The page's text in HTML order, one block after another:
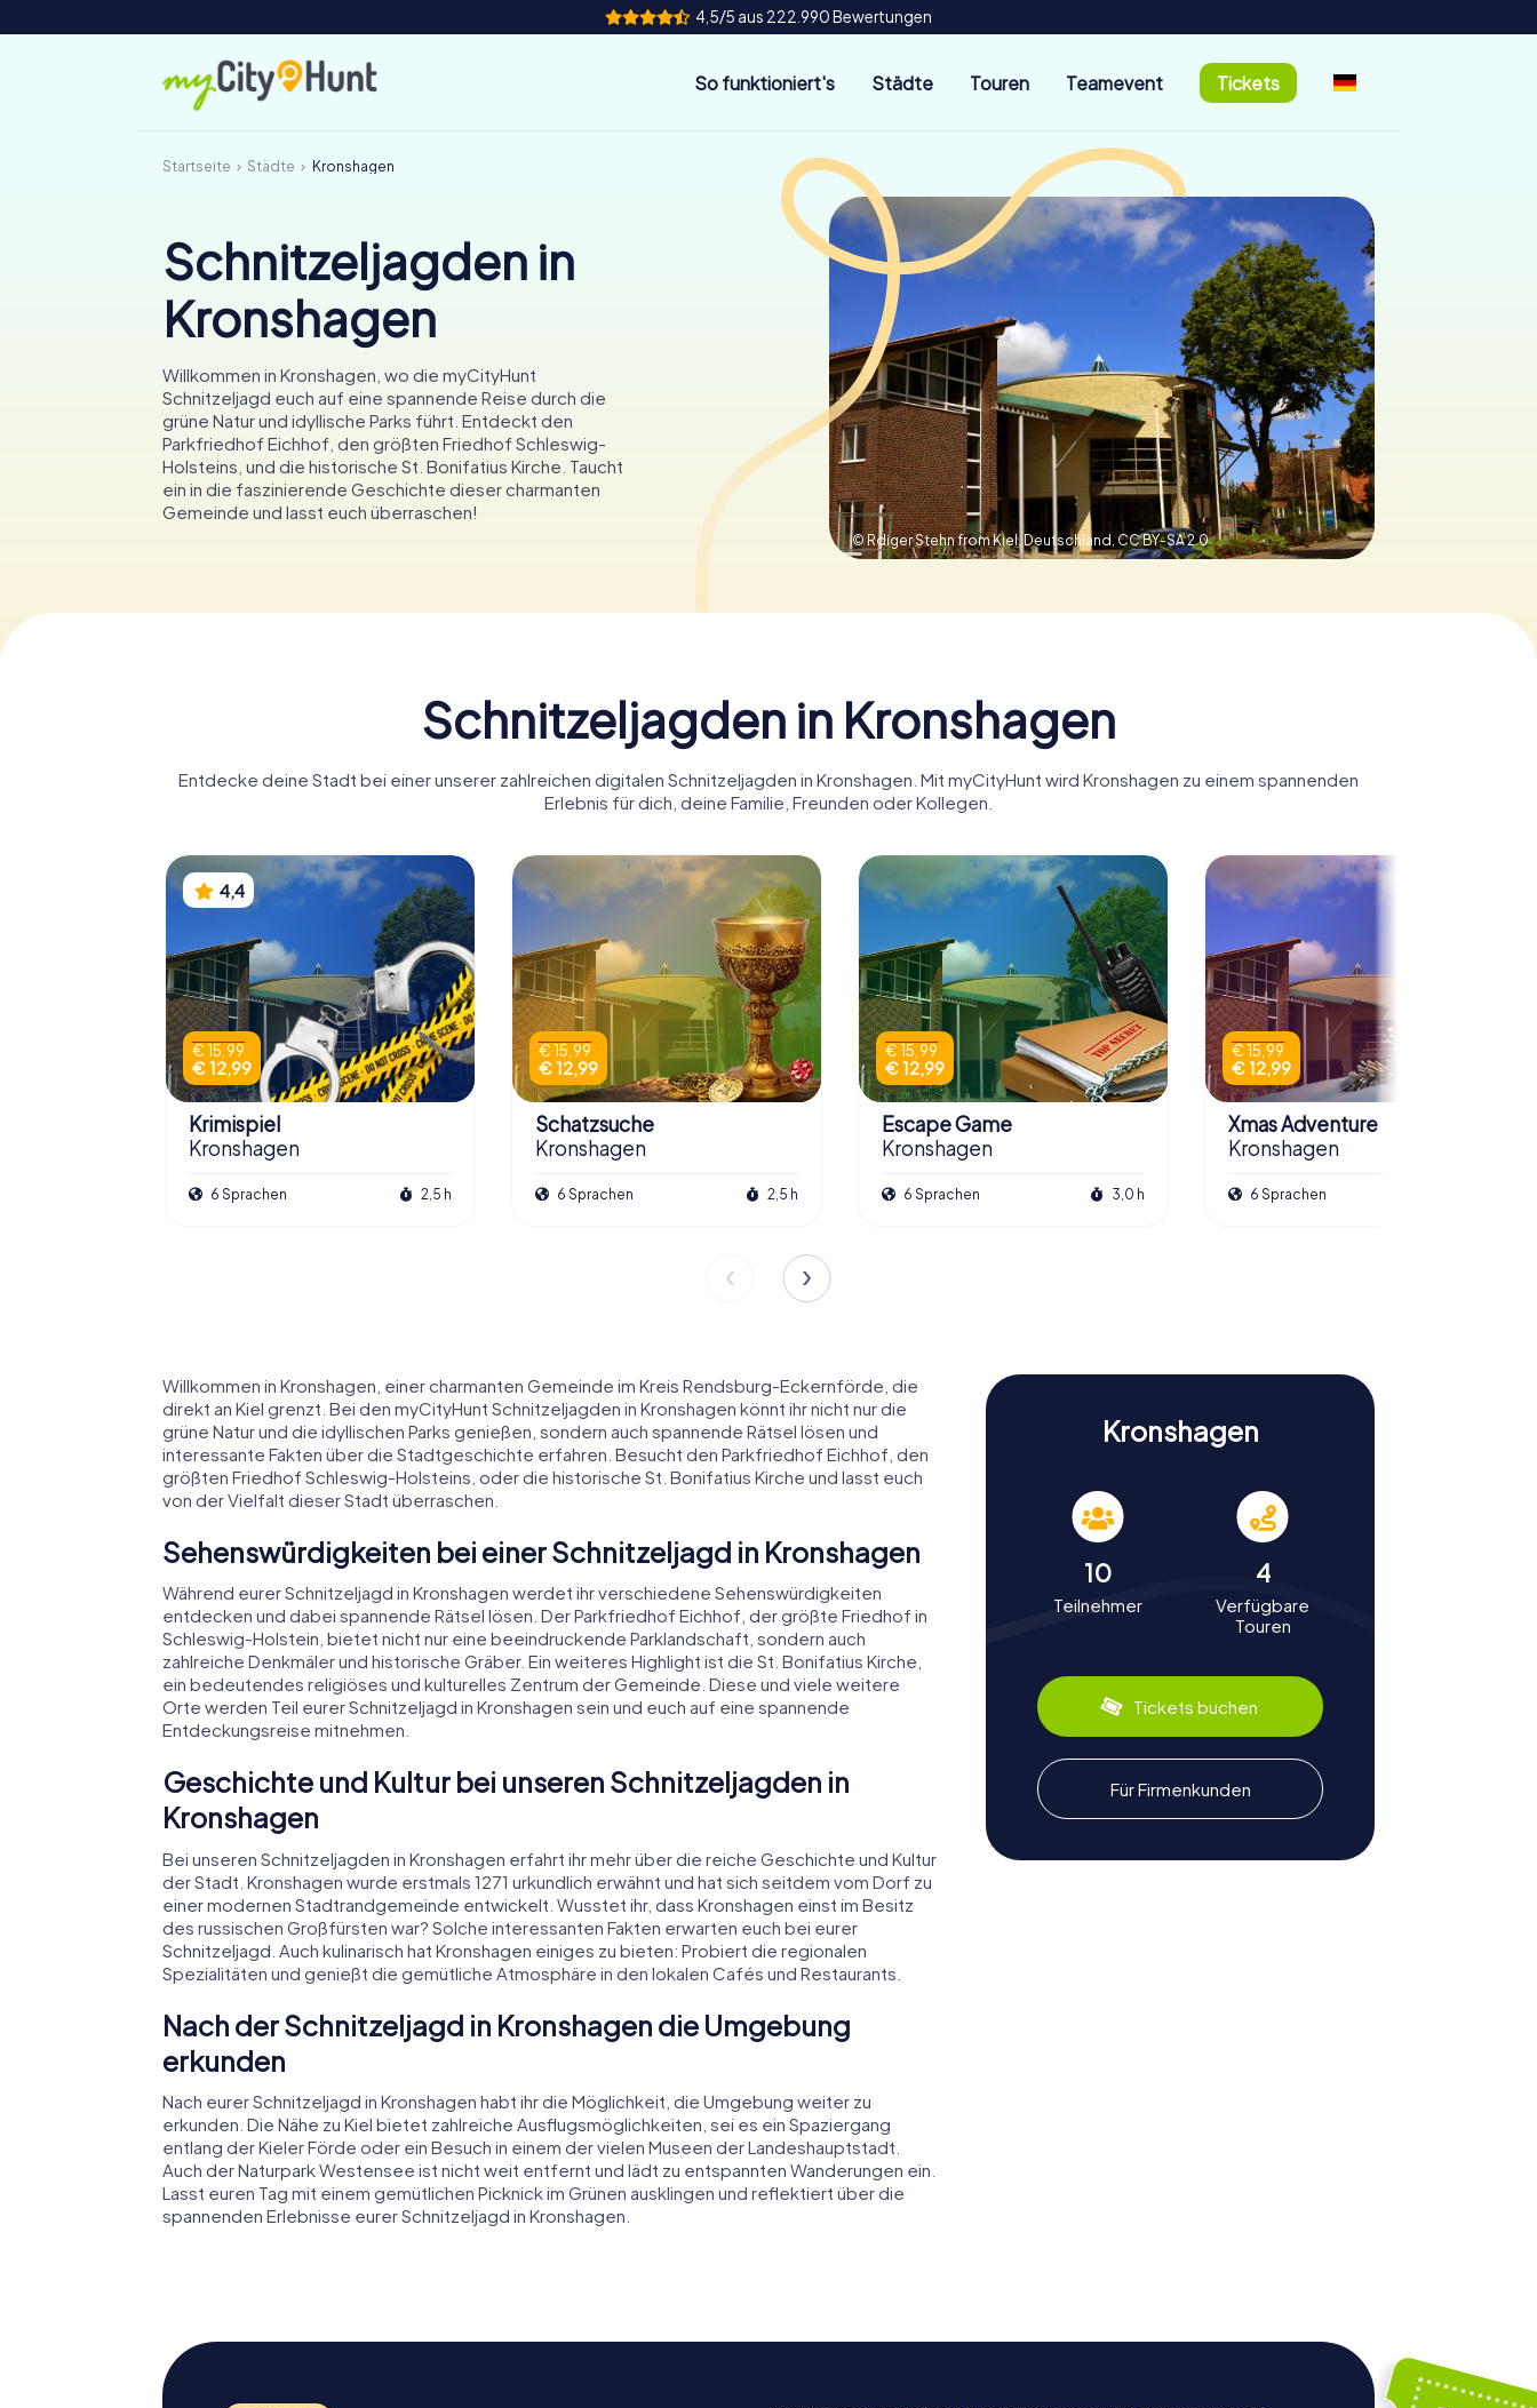
4,5/5 aus 222.990 Bewertungen
So funktioniert's Städte Touren Teamevent Tickets
Startseite Städte Kronshagen
Schnitzeljagden in
Kronshagen
Willkommen in Kronshagen, wo die myCityHunt
Schnitzeljagd euch auf eine spannende Reise durch die
grüne Natur und idyllische Parks führt. Entdeckt den
Parkfriedhof Eichhof, den größten Friedhof Schleswig-
Holsteins, und die historische St. Bonifatius Kirche. Taucht
ein in die faszinierende Geschichte dieser charmanten
Gemeinde und lasst euch überraschen!
© Rdiger Stehn from Kiel, Deutschland,CC BY-SA 2.0
Schnitzeljagden in Kronshagen
Entdecke deine Stadt bei einer unserer zahlreichen digitalen Schnitzeljagden in Kronshagen. Mit myCityHunt wird Kronshagen zu einem spannenden
Erlebnis für dich, deine Familie, Freunden oder Kollegen.
4,4
€ 15,99
€ 12,99
Krimispiel
Kronshagen
6 Sprachen 2,5 h
€ 15,99
€ 12,99
Schatzsuche
Kronshagen
6 Sprachen 2,5 h
€ 15,99
€ 12,99
Escape Game
Kronshagen
6 Sprachen 3,0 h
€ 15,99
€ 12,99
Xmas Adventure
Kronshagen
6 Sprachen
Willkommen in Kronshagen, einer charmanten Gemeinde im Kreis Rendsburg-Eckernförde, die
direkt an Kiel grenzt. Bei den myCityHunt Schnitzeljagden in Kronshagen könnt ihr nicht nur die
grüne Natur und die idyllischen Parks genießen, sondern auch spannende Rätsel lösen und
interessante Fakten über die Stadtgeschichte erfahren. Besucht den Parkfriedhof Eichhof, den
größten Friedhof Schleswig-Holsteins, oder die historische St. Bonifatius Kirche und lasst euch
von der Vielfalt dieser Stadt überraschen.
Sehenswürdigkeiten bei einer Schnitzeljagd in Kronshagen
Während eurer Schnitzeljagd in Kronshagen werdet ihr verschiedene Sehenswürdigkeiten
entdecken und dabei spannende Rätsel lösen. Der Parkfriedhof Eichhof, der größte Friedhof in
Schleswig-Holstein, bietet nicht nur eine beeindruckende Parklandschaft, sondern auch
zahlreiche Denkmäler und historische Gräber. Ein weiteres Highlight ist die St. Bonifatius Kirche,
ein bedeutendes religiöses und kulturelles Zentrum der Gemeinde. Diese und viele weitere
Orte werden Teil eurer Schnitzeljagd in Kronshagen sein und euch auf eine spannende
Entdeckungsreise mitnehmen.
Geschichte und Kultur bei unseren Schnitzeljagden in
Kronshagen
Bei unseren Schnitzeljagden in Kronshagen erfahrt ihr mehr über die reiche Geschichte und Kultur
der Stadt. Kronshagen wurde erstmals 1271 urkundlich erwähnt und hat sich seitdem vom Dorf zu
einer modernen Stadtrandgemeinde entwickelt. Wusstet ihr, dass Kronshagen einst im Besitz
des russischen Großfürsten war? Solche interessanten Fakten erwarten euch bei eurer
Schnitzeljagd. Auch kulinarisch hat Kronshagen einiges zu bieten: Probiert die regionalen
Spezialitäten und genießt die gemütliche Atmosphäre in den lokalen Cafés und Restaurants.
Nach der Schnitzeljagd in Kronshagen die Umgebung
erkunden
Nach eurer Schnitzeljagd in Kronshagen habt ihr die Möglichkeit, die Umgebung weiter zu
erkunden. Die Nähe zu Kiel bietet zahlreiche Ausflugsmöglichkeiten, sei es ein Spaziergang
entlang der Kieler Förde oder ein Besuch in einem der vielen Museen der Landeshauptstadt.
Auch der Naturpark Westensee ist nicht weit entfernt und lädt zu entspannten Wanderungen ein.
Lasst euren Tag mit einem gemütlichen Picknick im Grünen ausklingen und reflektiert über die
spannenden Erlebnisse eurer Schnitzeljagd in Kronshagen.
Kronshagen
10
Teilnehmer
4
Verfügbare
Touren
Tickets buchen
Für Firmenkunden